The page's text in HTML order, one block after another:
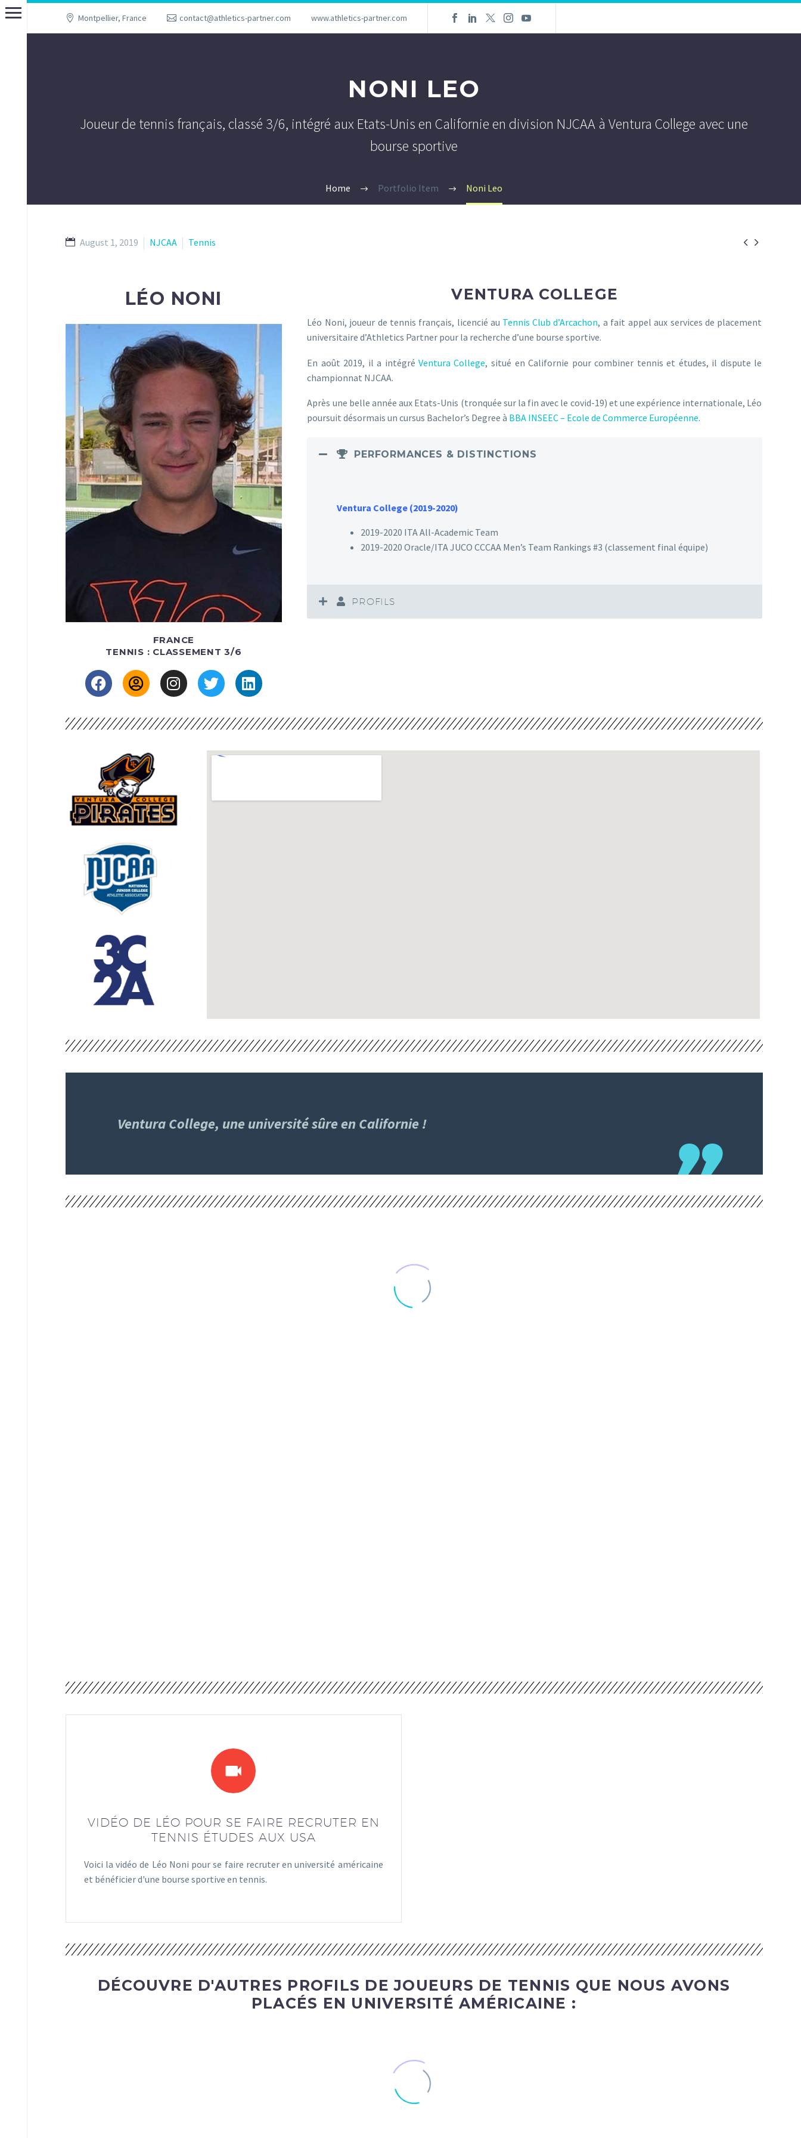
Montpellier, France contact@athletics-partner.com www.athletics-partner.com
NONI LEO
Joueur de tennis français, classé 3/6, intégré aux Etats-Unis en Californie en division NJCAA à Ventura College avec une
bourse sportive
Home Portfolio Item Noni Leo
 
August 1, 2019 NJCAA Tennis
LÉO NONI
FRANCE
TENNIS : CLASSEMENT 3/6
VENTURA COLLEGE
Léo Noni, joueur de tennis français, licencié au Tennis Club d’Arcachon, a fait appel aux services de placement
universitaire d’Athletics Partner pour la recherche d’une bourse sportive.
En août 2019, il a intégréVentura College, situé en Californie pour combiner tennis et études, il dispute le
championnat NJCAA.
Après une belle année aux Etats-Unis (tronquée sur la fin avec le covid-19) et une expérience internationale, Léo
poursuit désormais un cursus Bachelor’s Degree à BBA INSEEC – Ecole de Commerce Européenne.
PERFORMANCES & DISTINCTIONS
Ventura College (2019-2020)
2019-2020 ITA All-Academic Team
2019-2020 Oracle/ITA JUCO CCCAA Men’s Team Rankings #3 (classement final équipe)
PROFILS
Ventura College, une université sûre en Californie !
VIDÉO DE LÉO POUR SE FAIRE RECRUTER EN
TENNIS ÉTUDES AUX USA
Voici la vidéo de Léo Noni pour se faire recruter en université américaine
et bénéficier d'une bourse sportive en tennis.
DÉCOUVRE D'AUTRES PROFILS DE JOUEURS DE TENNIS QUE NOUS AVONS
PLACÉS EN UNIVERSITÉ AMÉRICAINE :